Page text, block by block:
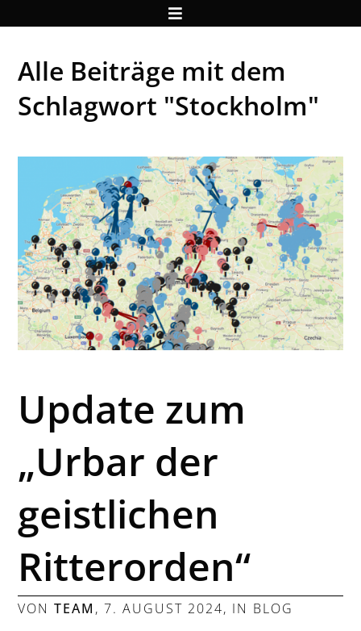
Alle Beiträge mit dem
Schlagwort "Stockholm"
Update zum
„Urbar der
geistlichen
Ritterorden“
VONTEAM ,7. AUGUST 2024, IN BLOG